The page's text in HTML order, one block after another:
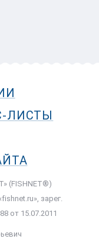
ЛИСТЫ
(FISHNET®)
зарег.
от 15.07.2011